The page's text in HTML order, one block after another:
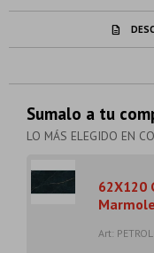
Sumalo a tu
LO MÁS ELEGIDO EN
62X120
Art: